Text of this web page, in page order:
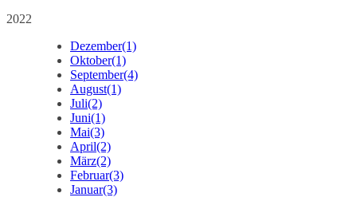
2022
Dezember(1)
Oktober(1)
September(4)
August(1)
Juli(2)
Juni(1)
Mai(3)
April(2)
März(2)
Februar(3)
Januar(3)